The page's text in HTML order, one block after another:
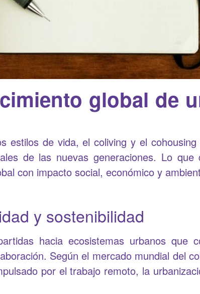
global de
estilos de vida, el coliving y el
de las nuevas generaciones. Lo que
con impacto social, económico y
y sostenibilidad
hacia ecosistemas urbanos que
Según el mercado mundial del
por el trabajo remoto, la